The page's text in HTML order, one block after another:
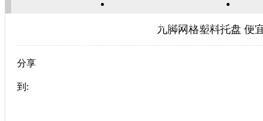
关于新浦京澳官网游戏 新
九脚网格塑料托盘 便
分享
到: